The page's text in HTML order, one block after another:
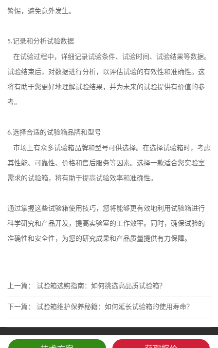
警惕，避免意外发生。
5.记录和分析试验数据
在试验过程中，详细记录试验条件、试验时间、试验结果等数据。
试验结束后，对数据进行分析，以评估试验的有效性和准确性。这
将有助于您更好地理解试验结果，并为未来的试验提供有价值的参
考。
6.选择合适的试验箱品牌和型号
市场上有众多试验箱品牌和型号可供选择。在选择试验箱时，考虑
其性能、可靠性、价格和售后服务等因素。选择一款适合您实验室
需求的试验箱，将有助于提高试验效率和准确性。
通过掌握这些试验箱使用技巧，您将能够更有效地利用试验箱进行
科学研究和产品开发，提高实验室的工作效率。同时，确保试验的
准确性和安全性，为您的研究成果和产品质量提供有力保障。
上一篇： 试验箱选购指南：如何挑选高品质试验箱？
下一篇： 试验箱维护保养秘籍：如何延长试验箱的使用寿命？
Copyright © 2023 广东科文试验设备有限公司 版权所有粤ICP备